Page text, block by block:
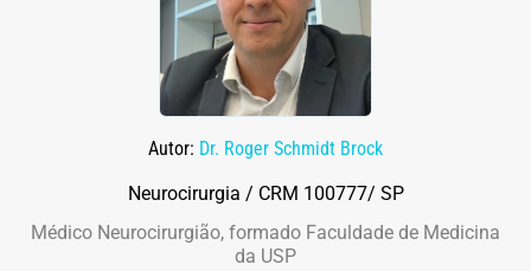
Autor: Dr. Roger Schmidt Brock
Neurocirurgia / CRM 100777/ SP
Médico Neurocirurgião, formado Faculdade de Medicina
da USP